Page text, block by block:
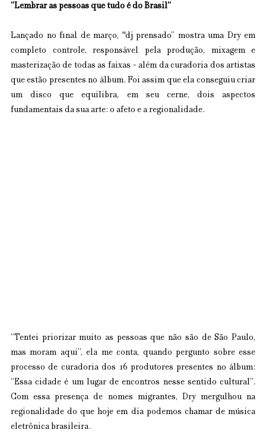
“Lembrar as pessoas que tudo é do Brasil”
Lançado no final de março, "dj prensado” mostra uma Dry em
completo controle, responsável pela produção, mixagem e
masterização de todas as faixas - além da curadoria dos artistas
que estão presentes no álbum. Foi assim que ela conseguiu criar
um disco que equilibra, em seu cerne, dois aspectos
fundamentais da sua arte: o afeto e a regionalidade.
“Tentei priorizar muito as pessoas que não são de São Paulo,
mas moram aqui”, ela me conta, quando pergunto sobre esse
processo de curadoria dos 16 produtores presentes no álbum:
“Essa cidade é um lugar de encontros nesse sentido cultural”.
Com essa presença de nomes migrantes, Dry mergulhou na
regionalidade do que hoje em dia podemos chamar de música
eletrônica brasileira.